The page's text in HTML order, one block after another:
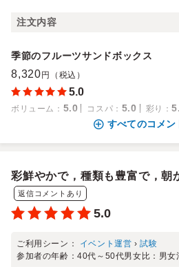
注文内容
季節のフルーツサンドボックス
8,320 円（税込）
5.0
ボリューム ： 5.0 コスパ ： 5.0 彩り ：
すべてのコメン
彩鮮やかで，種類も豊富で，朝
返信コメントあり
5.0
ご利用シーン： イベント運営 ›試験
参加者の年齢：40代～50代男女比： 男女